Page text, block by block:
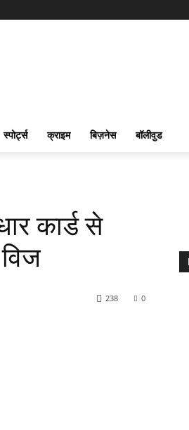
स्पोर्ट्स क्राइम बिज़नेस बॉलीवुड
कार्ड से
0
238